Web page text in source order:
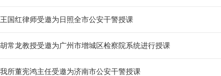
王国红律师受邀为日照全市公安干警授课
胡常龙教授受邀为广州市增城区检察院系统进行授课
我所董宪鸿主任受邀为济南市公安干警授课